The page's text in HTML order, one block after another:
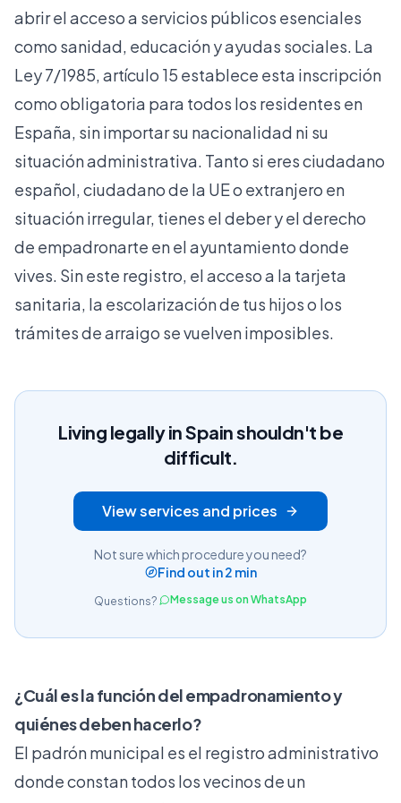
abrir el acceso a servicios públicos esenciales
como sanidad, educación y ayudas sociales. La
Ley 7/1985, artículo 15 establece esta inscripción
como obligatoria para todos los residentes en
España, sin importar su nacionalidad ni su
situación administrativa. Tanto si eres ciudadano
español, ciudadano de la UE o extranjero en
situación irregular, tienes el deber y el derecho
de empadronarte en el ayuntamiento donde
vives. Sin este registro, el acceso a la tarjeta
sanitaria, la escolarización de tus hijos o los
trámites de arraigo se vuelven imposibles.
Living legally in Spain shouldn't be
difficult.
View services and prices
Not sure which procedure you need?
Find out in 2 min
Questions? Message us on WhatsApp
¿Cuál es la función del empadronamiento y
quiénes deben hacerlo?
El padrón municipal es el registro administrativo
donde constan todos los vecinos de un